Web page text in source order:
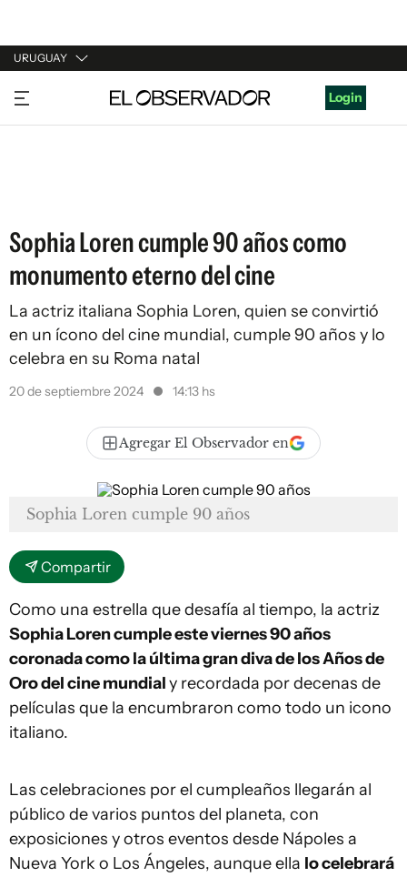
URUGUAY
URUGUAY
ARGENTINA
Login
Sophia Loren cumple 90 años como
monumento eterno del cine
La actriz italiana Sophia Loren, quien se convirtió
en un ícono del cine mundial, cumple 90 años y lo
celebra en su Roma natal
20 de septiembre 2024 14:13 hs
Agregar El Observador en
Sophia Loren cumple 90 años
Compartir
Como una estrella que desafía al tiempo, la actriz
Sophia Loren cumple este viernes 90 años
coronada como la última gran diva de los Años de
Oro del cine mundialy recordada por decenas de
películas que la encumbraron como todo un icono
italiano.
Las celebraciones por el cumpleaños llegarán al
público de varios puntos del planeta, con
exposiciones y otros eventos desde Nápoles a
Nueva York o Los Ángeles, aunque ella lo celebrará